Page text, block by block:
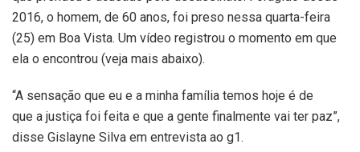
2016, o homem, de 60 anos, foi preso nessa quarta-feira
(25) em Boa Vista. Um vídeo registrou o momento em que
ela o encontrou (veja mais abaixo).
“A sensação que eu e a minha família temos hoje é de
que a justiça foi feita e que a gente finalmente vai ter paz”,
disse Gislayne Silva em entrevista ao g1.